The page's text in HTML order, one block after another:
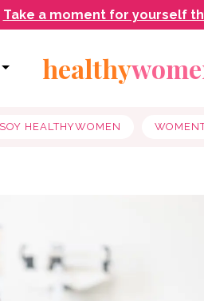
Take a moment for yourself
healthy
SOY HEALTHYWOMEN